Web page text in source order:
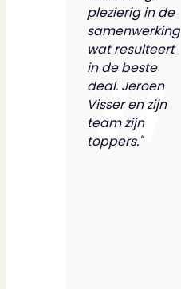
plezierig in de
samenwerking
wat resulteert
in de beste
deal. Jeroen
Visser en zijn
team zijn
toppers."